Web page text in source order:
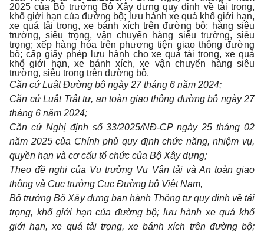
2025 của Bộ trưởng Bộ Xây dựng quy định về tải trọng,
khổ giới hạn của đường bộ; lưu hành xe quá khổ giới hạn,
xe quá tải trọng, xe bánh xích trên đường bộ; hàng siêu
trường, siêu trọng, vận chuyển hàng siêu trường, siêu
trọng; xếp hàng hóa trên phương tiện giao thông đường
bộ; cấp giấy phép lưu hành cho xe quá tải trọng, xe quá
khổ giới hạn, xe bánh xích, xe vận chuyển hàng siêu
trường, siêu trọng trên đường bộ.
Căn cứ Luật Đường bộ ngày 27 tháng 6 năm 2024;
Căn cứ Luật Trật tự, an toàn giao thông đường bộ ngày 27
tháng 6 năm 2024;
Căn cứ Nghị định số 33/2025/NĐ-CP ngày 25 tháng 02
năm 2025 của Chính phủ quy định chức năng, nhiệm vụ,
quyền hạn và cơ cấu tổ chức của Bộ Xây dựng;
Theo đề nghị của Vụ trưởng Vụ Vận tải và An toàn giao
thông và Cục trưởng Cục Đường bộ Việt Nam,
Bộ trưởng Bộ Xây dựng ban hành Thông tư quy định về tải
trọng, khổ giới hạn của đường bộ; lưu hành xe quá khổ
giới hạn, xe quá tải trọng, xe bánh xích trên đường bộ;